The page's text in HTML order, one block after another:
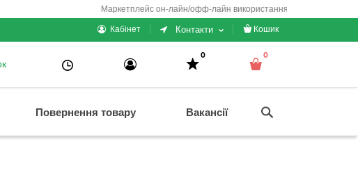
Маркетплейс он-лайн/офф-лайн використання + електронні каси/чеки/
Кабінет Контакти Кошик
0 0
Повернення товару Вакансії